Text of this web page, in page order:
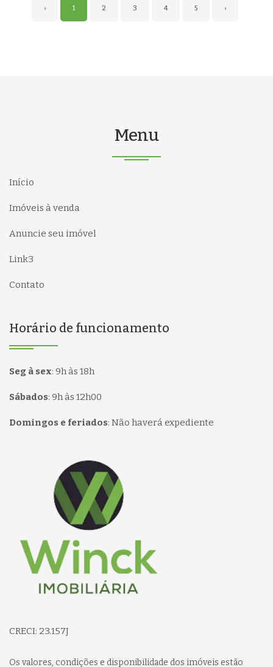
‹ 1 2 3 4 5 ›
Menu
Início
Imóveis à venda
Anuncie seu imóvel
Link3
Contato
Horário de funcionamento
Seg à sex: 9h às 18h
Sábados: 9h às 12h00
Domingos e feriados: Não haverá expediente
Página inicial
CRECI: 23.157J
Os valores, condições e disponibilidade dos imóveis estão